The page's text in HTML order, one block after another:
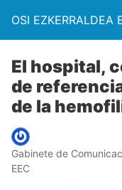
OSI EZKERRALDEA
El hospital,
de
de la
Gabinete de
EEC